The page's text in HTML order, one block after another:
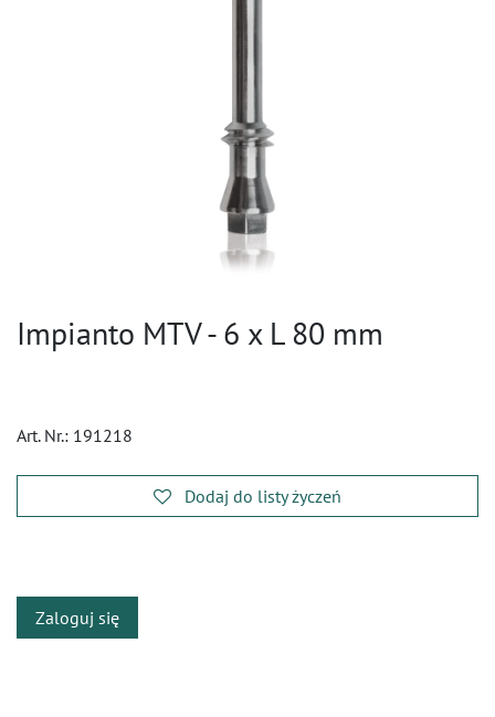
Impianto MTV - 6 x L 80 mm
Art. Nr.: 191218
Dodaj do listy życzeń
Zaloguj się